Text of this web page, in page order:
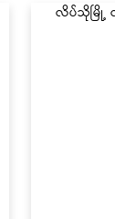
လိပ်သိုမြို့ လူ